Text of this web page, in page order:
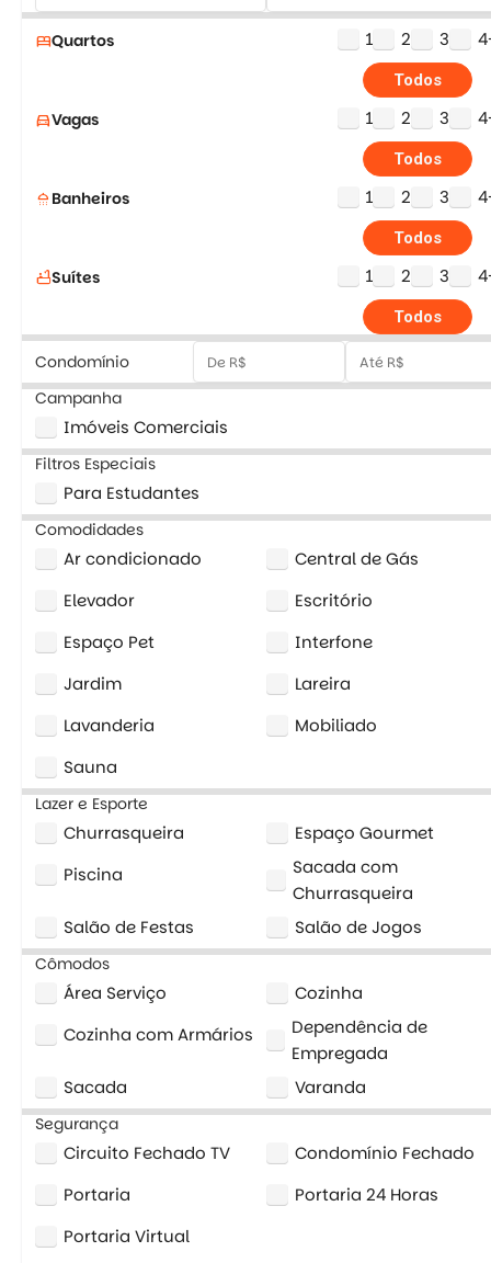
bedQuartos 1 2 3
Todos
directions_carVagas 1 2 3
Todos
shower Banheiros 1 2 3
Todos
bathtubSuítes 1 2 3
Todos
Condomínio
Campanha
Imóveis Comerciais
Filtros Especiais
Para Estudantes
Comodidades
Ar condicionado
Central de Gás
Elevador
Escritório
Espaço Pet
Interfone
Jardim
Lareira
Lavanderia
Mobiliado
Sauna
Lazer e Esporte
Churrasqueira
Espaço Gourmet
Piscina
Sacada com
Churrasqueira
Salão de Festas
Salão de Jogos
Cômodos
Área Serviço
Cozinha
Cozinha com Armários
Dependência de
Empregada
Sacada
Varanda
Segurança
Circuito Fechado TV
Condomínio Fechado
Portaria
Portaria 24 Horas
Portaria Virtual